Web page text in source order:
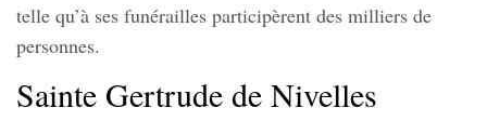
telle qu’à ses funérailles participèrent des milliers de
personnes.
Sainte Gertrude de Nivelles